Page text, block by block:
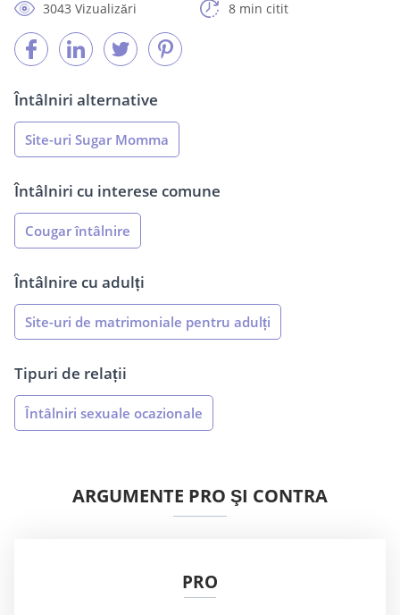
3043 Vizualizări
8 min citit
Întâlniri alternative
Site-uri Sugar Momma
Întâlniri cu interese comune
Cougar întâlnire
Întâlnire cu adulți
Site-uri de matrimoniale pentru adulți
Tipuri de relații
Întâlniri sexuale ocazionale
ARGUMENTE PRO ŞI CONTRA
PRO